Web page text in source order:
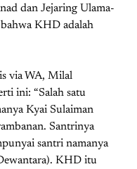
dan Jejaring Ulama-
KHD adalah
via WA, Milal
ini: “Salah satu
Kyai Sulaiman
Santrinya
santri namanya
KHD itu